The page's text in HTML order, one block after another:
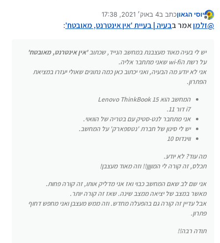
אני לא יודע מה הבעיה, ואני יכתוב כאן כמה נתונים שאולי יעזרו
במציאת הפתרון.
המחשב הוא Lenovo ThinkBook 15
i7 דור 11.
ווינדוס 10
מה עוד? לא יודע.
פחות.
מאשר במצב של יציאה ממצב שינה. שאז זה קורה יותר.
אבל עדיין זה קורה גם בהפעלה מחדש. וזה ממש מעצבן ואני
תודה רבה!!
מנותק
יוסי הגאוןכתב ב4 באוק׳ 2021, 17:38
נערך לאחרונה על ידי יוסי הגאון
@זלמןאמר בבעיה | בעיית 'אין אינטרנט, מאובטח':
יש לי בעיה מאוד מעצבנת במחשב הנייד, שכתוב'אין אינטרנט, מאובטח'
על רשת הwi-fi שאני מתחבר אליה.
אני לא יודע מה הבעיה, ואני יכתוב כאן כמה נתונים שאולי יעזרו במציאת
הפתרון.
המחשב הוא Lenovo ThinkBook 15
i7 דור 11.
אני מתחבר לנט-סטיק עם בטריה של הוואוי.
יש לי סינון של חברת 'נטספארק' על המחשב.
ווינדוס 10
מה עוד? לא יודע.
תכלס, זה קורה לי המוןןן!! וזה מאוד מעצבן!
אני שם לב שאם המחשב כבוי ואז אני מדליק אותו, זה קורה פחות.
מאשר במצב של יציאה ממצב שינה. שאז זה קורה יותר.
אבל עדיין זה קורה גם בהפעלה מחדש. וזה ממש מעצבן ואני מחפש דחוף
פתרון.
תודה רבה!!